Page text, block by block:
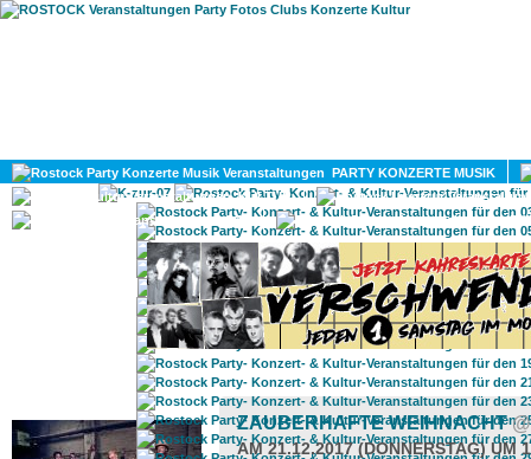
PARTY KONZERTE MUSIK
KULTUR
GAY
ROSTOCK TAGESTIPP
ZAUBERHAFTE WEIHNACHT
AM 21.12.2017 (DONNERSTAG) UM